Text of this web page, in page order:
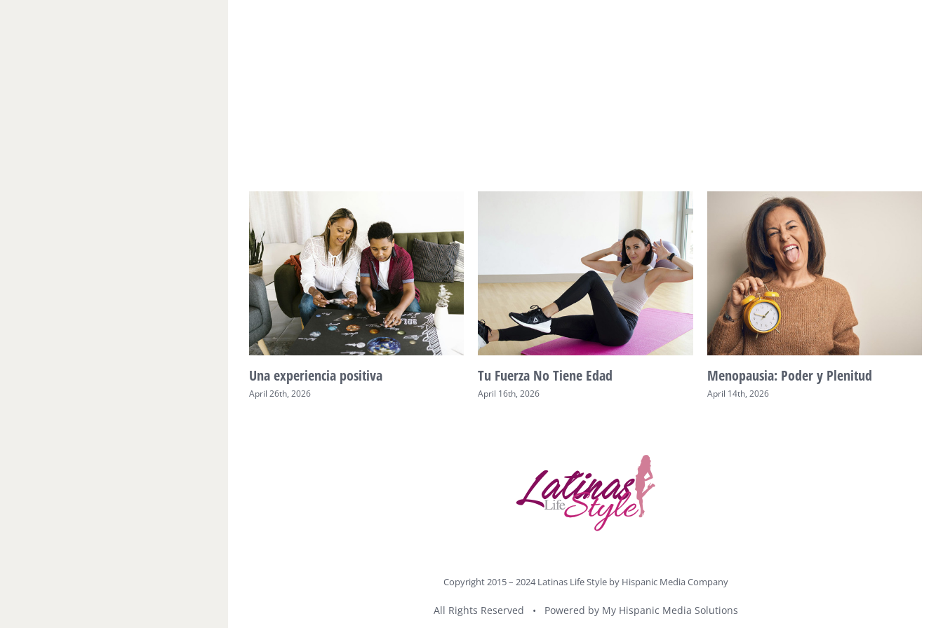
Una experiencia positiva
April 26th, 2026
Tu Fuerza No Tiene Edad
April 16th, 2026
Menopausia: Poder y Plenitud
April 14th, 2026
Copyright 2015 – 2024 Latinas Life Style by Hispanic Media Company
All Rights Reserved • Powered by My Hispanic Media Solutions